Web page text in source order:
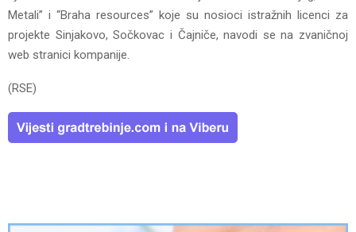
Metali” i “Braha resources” koje su nosioci istražnih licenci za
projekte Sinjakovo, Sočkovac i Čajniče, navodi se na zvaničnoj
web stranici kompanije.
(RSE)